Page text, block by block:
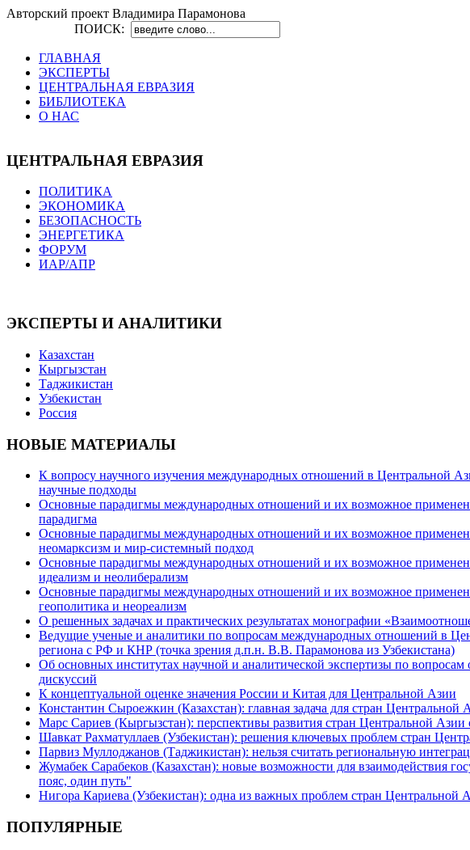
Авторский проект Владимира Парамонова
ПОИСК:
ГЛАВНАЯ
ЭКСПЕРТЫ
ЦЕНТРАЛЬНАЯ ЕВРАЗИЯ
БИБЛИОТЕКА
О НАС
ЦЕНТРАЛЬНАЯ ЕВРАЗИЯ
ПОЛИТИКА
ЭКОНОМИКА
БЕЗОПАСНОСТЬ
ЭНЕРГЕТИКА
ФОРУМ
ИАР/АПР
ЭКСПЕРТЫ И АНАЛИТИКИ
Казахстан
Кыргызстан
Таджикистан
Узбекистан
Россия
НОВЫЕ МАТЕРИАЛЫ
К вопросу научного изучения международных отношений в Центральной
научные подходы
Основные парадигмы международных отношений и их возможное
парадигма
Основные парадигмы международных отношений и их возможное
неомарксизм и мир-системный подход
Основные парадигмы международных отношений и их возможное
идеализм и неолиберализм
Основные парадигмы международных отношений и их возможное
геополитика и неореализм
О решенных задачах и практических результатах монографии
Ведущие ученые и аналитики по вопросам международных отношений в
региона с РФ и КНР (точка зрения д.п.н. В.В. Парамонова из Узбекистана)
Об основных институтах научной и аналитической экспертизы по
дискуссий
К концептуальной оценке значения России и Китая для Центральной Азии
Константин Сыроежкин (Казахстан): главная задача для стран
Марс Сариев (Кыргызстан): перспективы развития стран Центральной
Шавкат Рахматуллаев (Узбекистан): решения ключевых проблем стран
Парвиз Муллоджанов (Таджикистан): нельзя считать региональную
Жумабек Сарабеков (Казахстан): новые возможности для взаимодействия
пояс, один путь"
Нигора Кариева (Узбекистан): одна из важных проблем стран
ПОПУЛЯРНЫЕ